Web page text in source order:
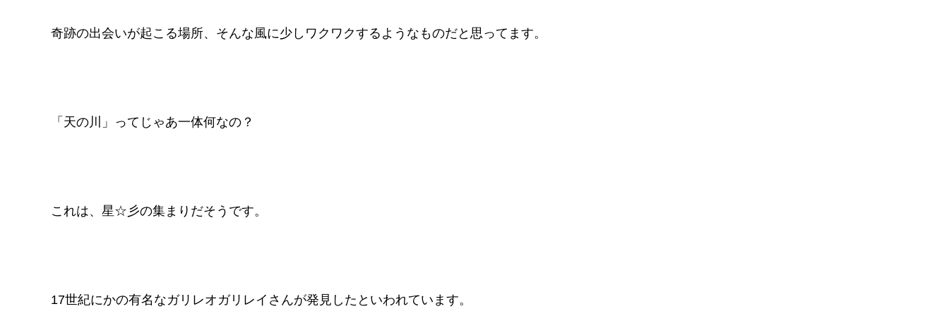
奇跡の出会いが起こる場所、そんな風に少しワクワクするようなものだと思ってます。
「天の川」ってじゃあ一体何なの？
これは、星☆彡の集まりだそうです。
17世紀にかの有名なガリレオガリレイさんが発見したといわれています。